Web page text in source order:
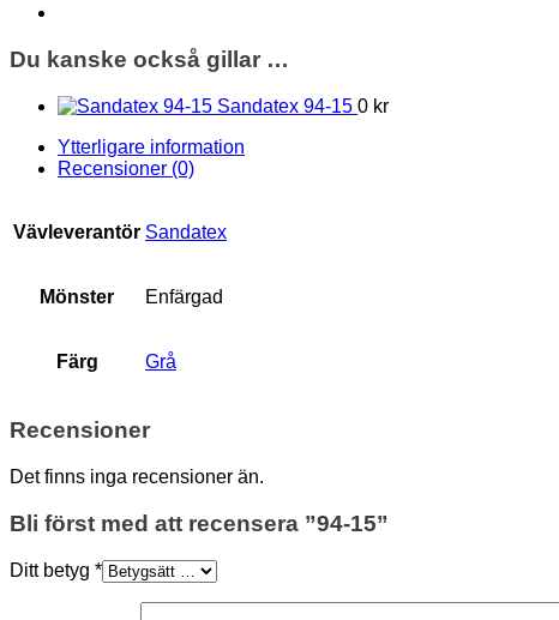
Du kanske också gillar …
Sandatex 94-15 0 kr
Ytterligare information
Recensioner (0)
Vävleverantör Sandatex
Mönster Enfärgad
Färg Grå
Recensioner
Det finns inga recensioner än.
Bli först med att recensera ”94-15”
Ditt betyg *